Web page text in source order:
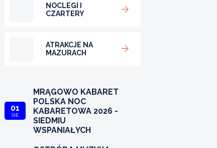
NOCLEGI I
CZARTERY
ATRAKCJE NA
MAZURACH
01
SIE
MRĄGOWO KABARET
POLSKA NOC
KABARETOWA 2026 -
SIEDMIU
WSPANIAŁYCH